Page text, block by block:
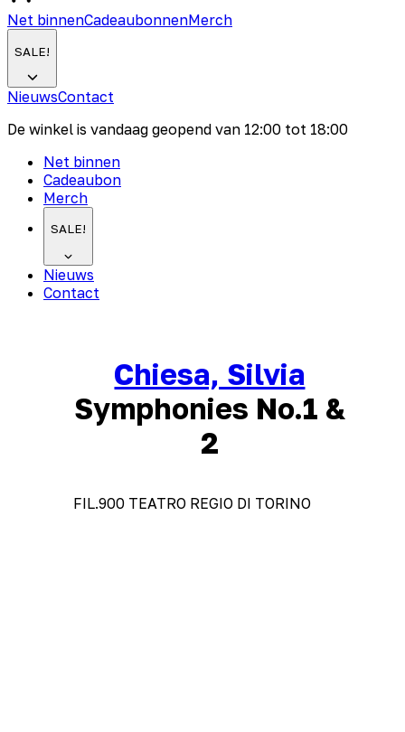
Net binnenCadeaubonnenMerch
SALE!
NieuwsContact
De winkel is vandaag geopend van 12:00 tot 18:00
Net binnen
Cadeaubon
Merch
SALE!
Nieuws
Contact
Chiesa, Silvia
Symphonies No.1 &
2
FIL.900 TEATRO REGIO DI TORINO